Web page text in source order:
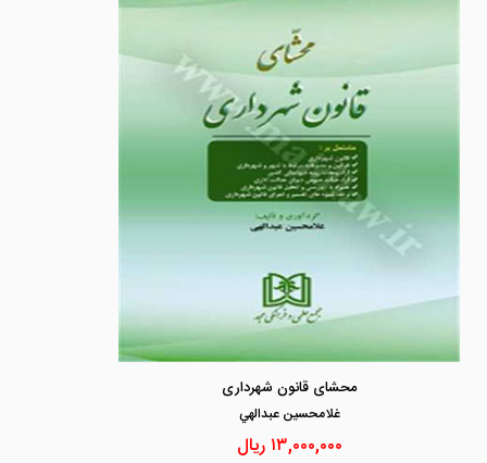
محشای قانون شهرداری
غلامحسين عبدالهي
۱۳,۰۰۰,۰۰۰ ریال